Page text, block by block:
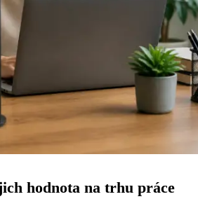
hodnota na trhu práce